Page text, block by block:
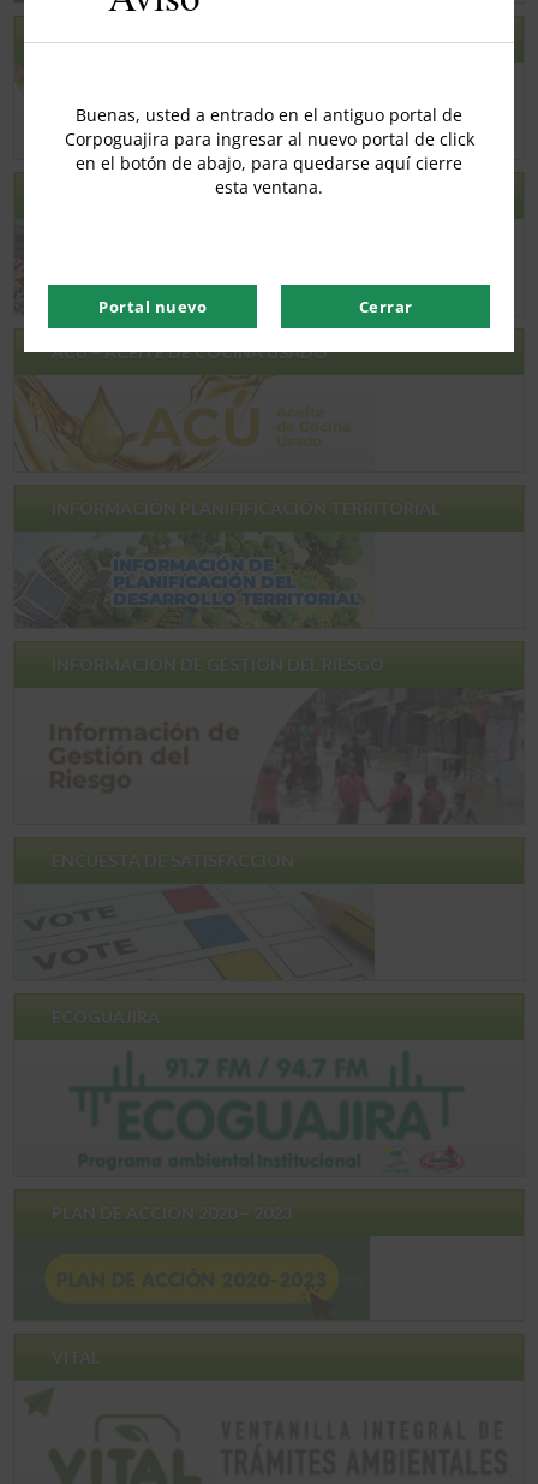
GEODATABASE -GDB
ACU – ACEITE DE COCINA USADO
INFORMACIÓN PLANIFIFICACIÓN TERRITORIAL
INFORMACIÓN DE GESTIÓN DEL RIESGO
ENCUESTA DE SATISFACCION
ECOGUAJIRA
PLAN DE ACCION 2020 – 2023
VITAL
Buenas, usted a entrado en el antiguo portal de
Corpoguajira para ingresar al nuevo portal de click
en el botón de abajo, para quedarse aquí cierre
esta ventana.
Portal nuevo Cerrar